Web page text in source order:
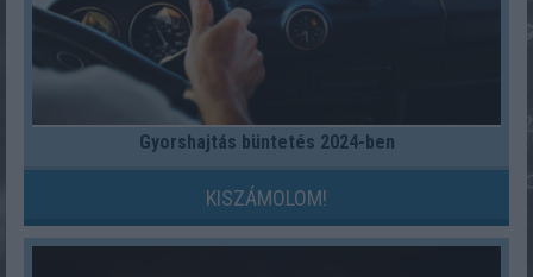
Gyorshajtás büntetés 2024-ben
KISZÁMOLOM!